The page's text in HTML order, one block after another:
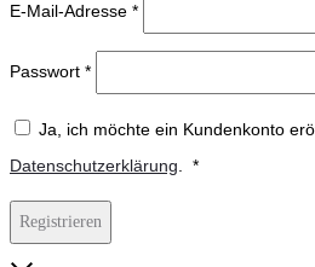
E-Mail-Adresse *
Passwort *
Ja, ich möchte ein Kundenkonto
Datenschutzerklärung
*Erforderlich
Registrieren